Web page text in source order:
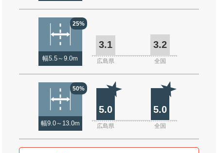
25%
幅5.5～9.0m
3.1 3.2
広島県 全国
50%
幅9.0～13.0m
5.0 5.0
広島県 全国